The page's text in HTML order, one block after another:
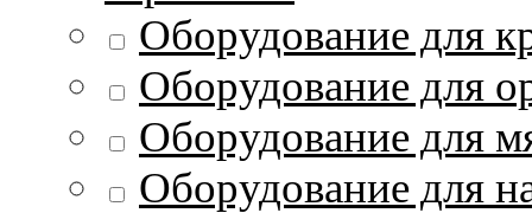
Оборудование для
Оборудование для
Оборудование для
Оборудование для